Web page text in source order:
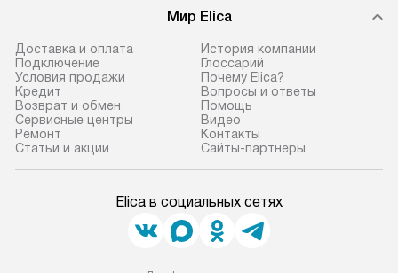
Мир Elica
Доставка и оплата
Подключение
Условия продажи
Кредит
Возврат и обмен
Сервисные центры
Ремонт
Статьи и акции
История компании
Глоссарий
Почему Elica?
Вопросы и ответы
Помощь
Видео
Контакты
Сайты-партнеры
Elica в социальных сетях